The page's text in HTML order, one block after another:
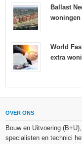
Ballast
World
extra
OVER ONS
Bouw en Uitvoering
specialisten en technici